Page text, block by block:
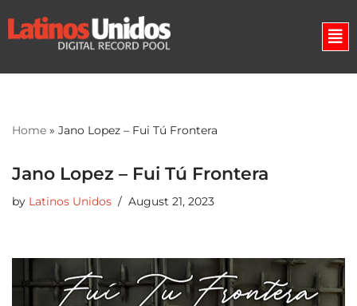
Skip
Home » Jano Lopez – Fui Tú Frontera
Jano Lopez – Fui Tú Frontera
by Latinos Unidos August 21, 2023